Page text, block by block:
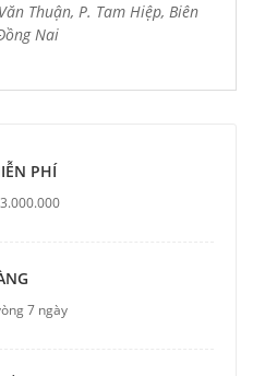
Thuận, P. Tam Hiệp, Biên
Nai
PHÍ
7 ngày